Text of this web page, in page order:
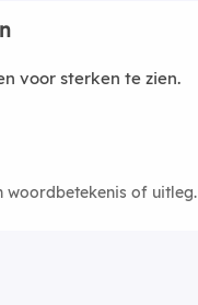
voor sterken te zien.
woordbetekenis of uitleg.